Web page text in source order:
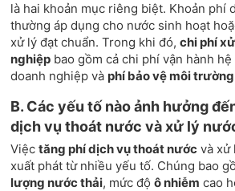
là hai khoản mục riêng biệt. Khoản phí
thường áp dụng cho nước sinh hoạt
xử lý đạt chuẩn. Trong khi đó,chi phí
nghiệp bao gồm cả chi phí vận hành
doanh nghiệp và phí bảo vệ môi trường
B. Các yếu tố nào ảnh hưởng
dịch vụ thoát nước và xử lý
Việctăng phí dịch vụ thoát nước và xử
xuất phát từ nhiều yếu tố. Chúng bao
lượng nước thải, mức độô nhiễm cao